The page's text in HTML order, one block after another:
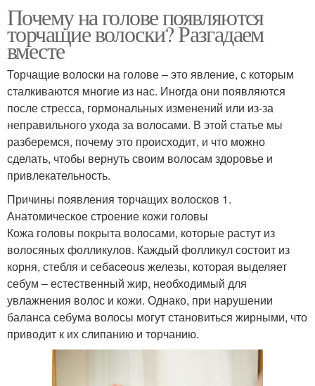
Почему на голове появляются
торчащие волоски? Разгадаем
вместе
Торчащие волоски на голове – это явление, с которым
сталкиваются многие из нас. Иногда они появляются
после стресса, гормональных изменений или из-за
неправильного ухода за волосами. В этой статье мы
разберемся, почему это происходит, и что можно
сделать, чтобы вернуть своим волосам здоровье и
привлекательность.
Причины появления торчащих волосков 1.
Анатомическое строение кожи головы
Кожа головы покрыта волосами, которые растут из
волосяных фолликулов. Каждый фолликул состоит из
корня, стебля и себaceous железы, которая выделяет
себум – естественный жир, необходимый для
увлажнения волос и кожи. Однако, при нарушении
баланса себума волосы могут становиться жирными, что
приводит к их слипанию и торчанию.